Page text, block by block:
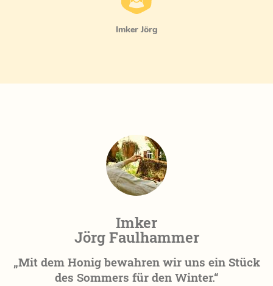
Imker Jörg
Imker
Jörg Faulhammer
„Mit dem Honig bewahren wir uns ein Stück
des Sommers für den Winter.“